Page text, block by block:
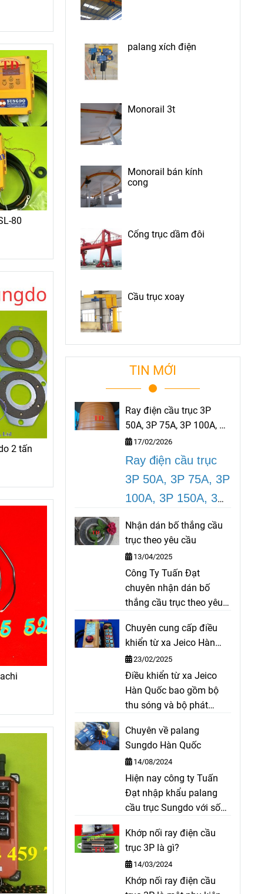
80
2 tấn
palang xích điện
Monorail 3t
Monorail bán kính
cong
Cổng trục dầm đôi
Cầu trục xoay
TIN MỚI
Ray điện cầu trục 3P
50A, 3P 75A, 3P 100A, 3P
150A, 3P 200A
17/02/2026
Ray điện cầu trục
3P 50A, 3P 75A, 3P
100A, 3P 150A, 3P
bị ray điện an toàn
rất cần thiết cho
cầu trục, cổng trục
được sử dụng tại
các công trình, nhà
máy, nhà xưởng
sản xuất,…
Nhận dán bố thắng cầu
trục theo yêu cầu
13/04/2025
Công Ty Tuấn Đạt
chuyên nhận dán bố
thắng cầu trục theo yêu
coil, bố cong cho thắng
thuỷ lực, bố trục lục giác,
bố xe ô tô, ...
Chuyên cung cấp điều
khiển từ xa Jeico Hàn
Quốc
23/02/2025
Điều khiển từ xa Jeico
Hàn Quốc bao gồm bộ
thu sóng và bộ phát
palang, cầu trục, xe cẩu,
cửa cổng tự động. Điều
khiển từ xa cầu trục,
cổng trục, ...
Chuyên về palang
Sungdo Hàn Quốc
14/08/2024
Hiện nay công ty Tuấn
Đạt nhập khẩu palang
cầu trục Sungdo với số
thị trường với giá cả
cạnh tranh, hàng hóa
luôn có sẵn. Ngoài ra
Công ty chúng tôi còn có
Khớp nối ray điện cầu
trục 3P là gì?
14/03/2024
Khớp nối ray điện cầu